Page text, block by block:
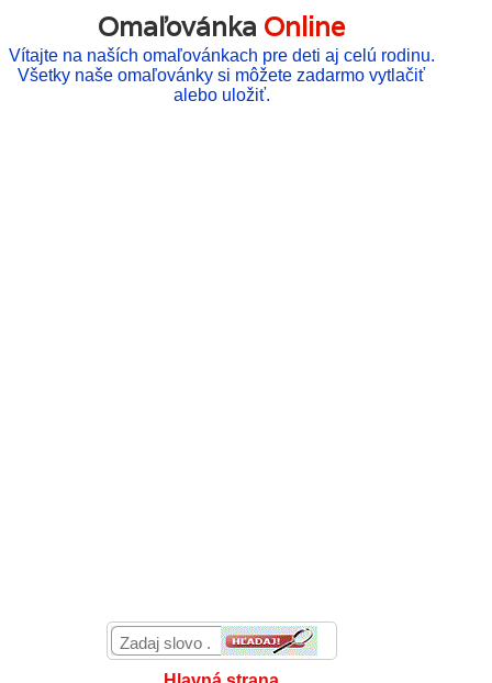
Omaľovánka Online
Vítajte na naších omaľovánkach pre deti aj celú rodinu.
Všetky naše omaľovánky si môžete zadarmo vytlačiť
alebo uložiť.